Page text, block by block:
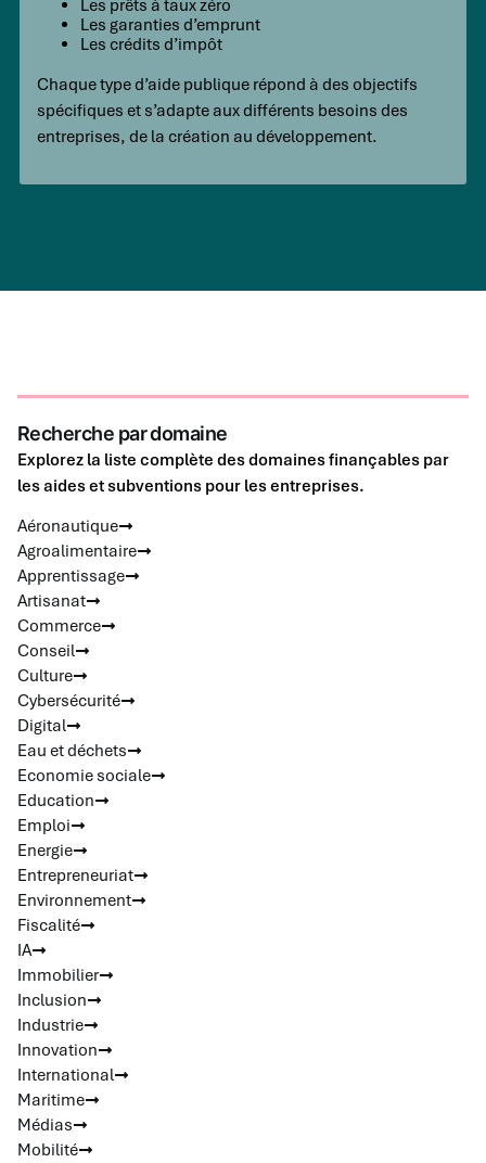
Les prêts à taux zéro
Les garanties d’emprunt
Les crédits d’impôt
Chaque type d’aide publique répond à des objectifs
spécifiques et s’adapte aux différents besoins des
entreprises, de la création au développement.
Recherche par domaine
Explorez la liste complète des domaines finançables par
les aides et subventions pour les entreprises.
Aéronautique
Agroalimentaire
Apprentissage
Artisanat
Commerce
Conseil
Culture
Cybersécurité
Digital
Eau et déchets
Economie sociale
Education
Emploi
Energie
Entrepreneuriat
Environnement
Fiscalité
IA
Immobilier
Inclusion
Industrie
Innovation
International
Maritime
Médias
Mobilité